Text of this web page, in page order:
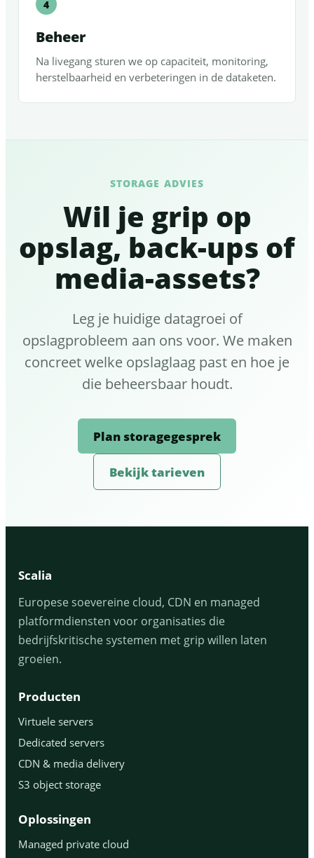
Beheer
Na livegang sturen we op capaciteit, monitoring,
herstelbaarheid en verbeteringen in de dataketen.
STORAGE ADVIES
Wil je grip op
opslag, back-ups of
media-assets?
Leg je huidige datagroei of
opslagprobleem aan ons voor. We maken
concreet welke opslaglaag past en hoe je
die beheersbaar houdt.
Plan storagegesprek
Bekijk tarieven
Scalia
Europese soevereine cloud, CDN en managed
platformdiensten voor organisaties die
bedrijfskritische systemen met grip willen laten
groeien.
Producten
Virtuele servers
Dedicated servers
CDN & media delivery
S3 object storage
Oplossingen
Managed private cloud